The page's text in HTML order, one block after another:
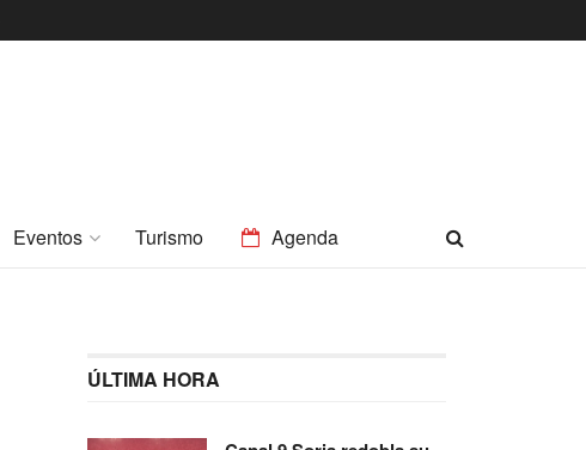
Eventos Turismo Agenda
ÚLTIMA HORA